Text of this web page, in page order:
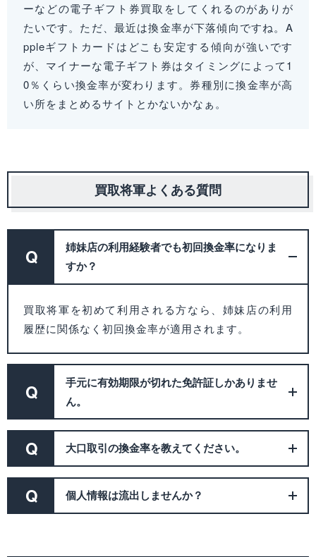
ーなどの電子ギフト券買取をしてくれるのがありが
たいです。ただ、最近は換金率が下落傾向ですね。A
ppleギフトカードはどこも安定する傾向が強いです
が、マイナーな電子ギフト券はタイミングによって1
0％くらい換金率が変わります。券種別に換金率が高
い所をまとめるサイトとかないかなぁ。
買取将軍よくある質問
Q
姉妹店の利用経験者でも初回換金率になりま
すか？
買取将軍を初めて利用される方なら、姉妹店の利用
履歴に関係なく初回換金率が適用されます。
Q
手元に有効期限が切れた免許証しかありませ
ん。
Q 大口取引の換金率を教えてください。
Q 個人情報は流出しませんか？